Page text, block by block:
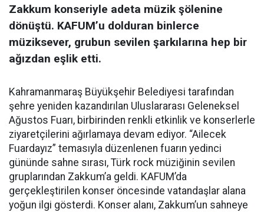
Zakkum konseriyle adeta müzik şölenine
dönüştü. KAFUM’u dolduran binlerce
müziksever, grubun sevilen şarkılarına hep bir
ağızdan eşlik etti.
Kahramanmaraş Büyükşehir Belediyesi tarafından
şehre yeniden kazandırılan Uluslararası Geleneksel
Ağustos Fuarı, birbirinden renkli etkinlik ve konserlerle
ziyaretçilerini ağırlamaya devam ediyor. “Ailecek
Fuardayız” temasıyla düzenlenen fuarın yedinci
gününde sahne sırası, Türk rock müziğinin sevilen
gruplarından Zakkum’a geldi. KAFUM’da
gerçekleştirilen konser öncesinde vatandaşlar alana
yoğun ilgi gösterdi. Konser alanı, Zakkum’un sahneye